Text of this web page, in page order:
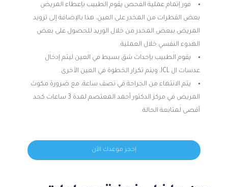
فور إتمام عملية الفحص يقوم الطبيب بإعطاء المريض
بعض القطرات من المخدر على العين، هذا بالإضافة إلى تزويد
المريض ببعض المخدر من خلال الوريد للحصول على بعض
الهدوء النفسي خلال العملية.
يقوم الطبيب بإحداث شق بسيط في العين ليتم إدخال
عدسات ال ICL، ويتم تكرار الخطوة في العين الأخرى.
يتم الانتهاء من الجراحة في نصف ساعة، مع ضرورة مكوث
المريض في مركز الدكتور أحمد المعتصم لمدة 3 ساعات كحد
أقصى لمتابعة الحالة.
إحجز موعدك الأن